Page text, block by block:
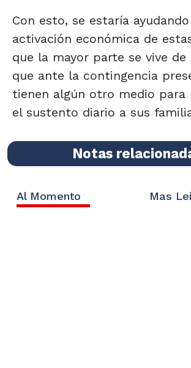
Con esto, se estaría
activación económica de
que la mayor parte se vive de
que ante la contingencia
tienen algún otro medio para
el sustento diario a sus
Notas
Al Momento Mas